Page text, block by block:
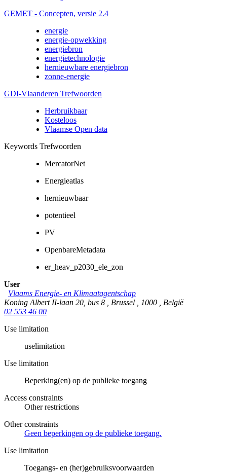
GEMET - Concepten, versie 2.4
energie
energie-opwekking
energiebron
energietechnologie
hernieuwbare energiebron
zonne-energie
GDI-Vlaanderen Trefwoorden
Herbruikbaar
Kosteloos
Vlaamse Open data
Keywords Trefwoorden
MercatorNet
Energieatlas
hernieuwbaar
potentieel
PV
OpenbareMetadata
er_heav_p2030_ele_zon
User
Vlaams Energie- en Klimaatagentschap
Koning Albert II-laan 20, bus 8
Brussel 1000
België
02 553 46 00
Use limitation
uselimitation
Use limitation
Beperking(en) op de publieke toegang
Access constraints
Other restrictions
Other constraints
Geen beperkingen op de publieke toegang.
Use limitation
Toegangs- en (her)gebruiksvoorwaarden